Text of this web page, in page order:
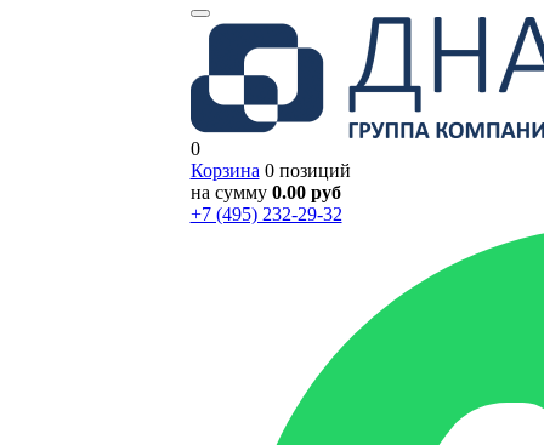
0
Корзина 0 позиций
на сумму 0.00 руб
+7 (495) 232-29-32